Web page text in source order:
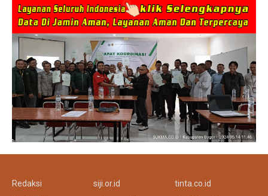
Redaksi
siji.or.id
tinta.co.id